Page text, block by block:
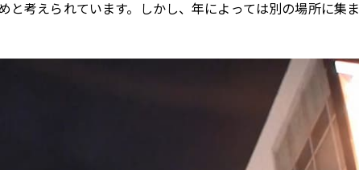
考えられています。しかし、年によっては別の場所に集ま